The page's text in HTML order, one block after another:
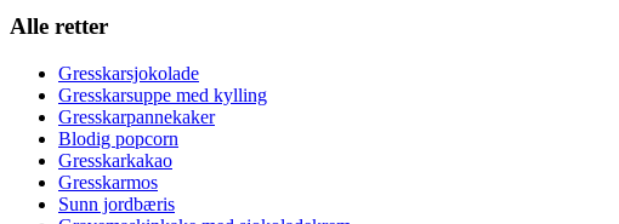
Alle retter
Gresskarsjokolade
Gresskarsuppe med kylling
Gresskarpannekaker
Blodig popcorn
Gresskarkakao
Gresskarmos
Sunn jordbæris